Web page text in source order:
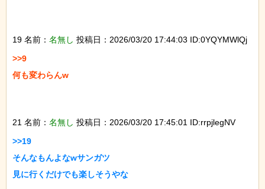
19 名前： 名無し 投稿日：2026/03/20 17:44:03 ID:0YQYMWlQj
>>9
何も変わらんw
21 名前： 名無し 投稿日：2026/03/20 17:45:01 ID:rrpjlegNV
>>19
そんなもんよなwサンガツ
見に行くだけでも楽しそうやな